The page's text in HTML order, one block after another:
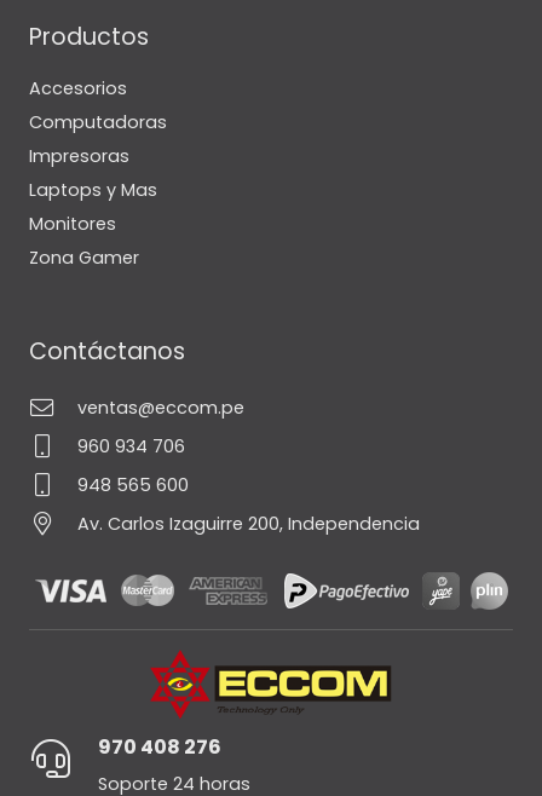
Productos
Accesorios
Computadoras
Impresoras
Laptops y Mas
Monitores
Zona Gamer
Contáctanos
ventas@eccom.pe
960 934 706
948 565 600
Av. Carlos Izaguirre 200, Independencia
970 408 276
Soporte 24 horas